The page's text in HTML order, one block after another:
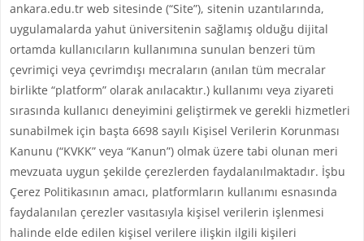
ankara.edu.tr web sitesinde (“Site”), sitenin uzantılarında,
uygulamalarda yahut üniversitenin sağlamış olduğu dijital
ortamda kullanıcıların kullanımına sunulan benzeri tüm
çevrimiçi veya çevrimdışı mecraların (anılan tüm mecralar
birlikte “platform” olarak anılacaktır.) kullanımı veya ziyareti
sırasında kullanıcı deneyimini geliştirmek ve gerekli hizmetleri
sunabilmek için başta 6698 sayılı Kişisel Verilerin Korunması
Kanunu (“KVKK” veya “Kanun”) olmak üzere tabi olunan meri
mevzuata uygun şekilde çerezlerden faydalanılmaktadır. İşbu
Çerez Politikasının amacı, platformların kullanımı esnasında
faydalanılan çerezler vasıtasıyla kişisel verilerin işlenmesi
halinde elde edilen kişisel verilere ilişkin ilgili kişileri